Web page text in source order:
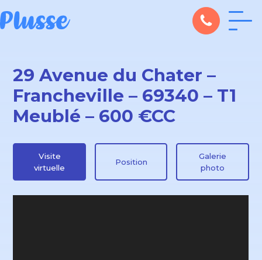
29 Avenue du Chater –
Francheville – 69340 – T1
Meublé – 600 €CC
Visite
virtuelle
Position
Galerie
photo